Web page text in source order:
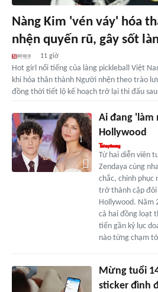
Nàng Kim 'vén váy' hóa
nhện quyến rũ, gây sốt
11 giờ
Hot girl nổi tiếng của làng pickleball Việt
khi hóa thân thành Người nhện theo trào
đồng thời tiết lộ kế hoạch trở lại thi đấu
Ai đang 'làm
Hollywood
Từ hai diễn viên
Zendaya cùng
chắc, chinh phục
trở thành cặp
Hollywood. Năm
cả hai đồng loạt
tiến gần kỷ lục
nào từng chạm
Mừng tuổi
sticker đình